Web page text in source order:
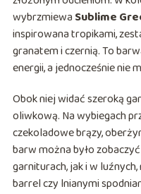
wybrzmiewa Sublime
inspirowana tropikami,
granatem i czernią. To
energii, a jednocześnie nie
Obok niej widać szeroką
oliwkową. Na wybiegach
czekoladowe brązy,
barw można było
garniturach, jak i w
barrel czy lnianymi